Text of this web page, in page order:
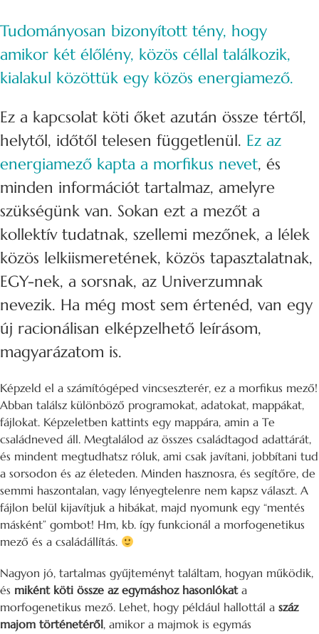
Tudományosan bizonyított tény, hogy
amikor két élőlény, közös céllal találkozik,
kialakul közöttük egy közös energiamező.
Ez a kapcsolat köti őket azután össze tértől,
helytől, időtől telesen függetlenül. Ez az
energiamező kapta a morfikus nevet, és
minden információt tartalmaz, amelyre
szükségünk van. Sokan ezt a mezőt a
kollektív tudatnak, szellemi mezőnek, a lélek
közös lelkiismeretének, közös tapasztalatnak,
EGY-nek, a sorsnak, az Univerzumnak
nevezik. Ha még most sem értenéd, van egy
új racionálisan elképzelhető leírásom,
magyarázatom is.
Képzeld el a számítógéped vincseszterér, ez a morfikus mező!
Abban találsz különböző programokat, adatokat, mappákat,
fájlokat. Képzeletben kattints egy mappára, amin a Te
családneved áll. Megtalálod az összes családtagod adattárát,
és mindent megtudhatsz róluk, ami csak javítani, jobbítani tud
a sorsodon és az életeden. Minden hasznosra, és segítőre, de
semmi haszontalan, vagy lényegtelenre nem kapsz választ. A
fájlon belül kijavítjuk a hibákat, majd nyomunk egy “mentés
másként” gombot! Hm, kb. így funkcionál a morfogenetikus
mező és a családállítás.
Nagyon jó, tartalmas gyűjteményt találtam, hogyan működik,
és miként köti össze az egymáshoz hasonlókata
morfogenetikus mező. Lehet, hogy például hallottál a száz
majom történetéről, amikor a majmok is egymás